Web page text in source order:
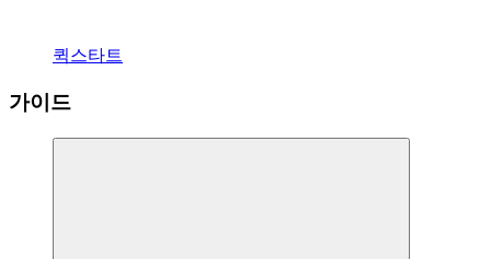
퀵스타트
가이드